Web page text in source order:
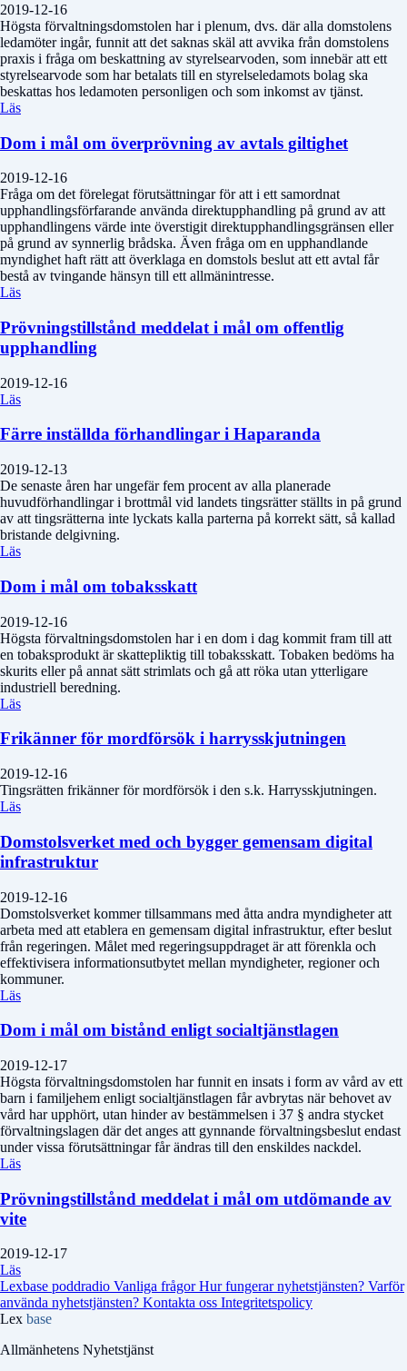
2019-12-16
Högsta förvaltningsdomstolen har i plenum, dvs. där alla domstolens
ledamöter ingår, funnit att det saknas skäl att avvika från domstolens
praxis i fråga om beskattning av styrelsearvoden, som innebär att ett
styrelsearvode som har betalats till en styrelseledamots bolag ska
beskattas hos ledamoten personligen och som inkomst av tjänst.
Läs
Dom i mål om överprövning av avtals giltighet
2019-12-16
Fråga om det förelegat förutsättningar för att i ett samordnat
upphandlingsförfarande använda direktupphandling på grund av att
upphandlingens värde inte överstigit direktupphandlingsgränsen eller
på grund av synnerlig brådska. Även fråga om en upphandlande
myndighet haft rätt att överklaga en domstols beslut att ett avtal får
bestå av tvingande hänsyn till ett allmänintresse.
Läs
Prövningstillstånd meddelat i mål om offentlig
upphandling
2019-12-16
Läs
Färre inställda förhandlingar i Haparanda
2019-12-13
De senaste åren har ungefär fem procent av alla planerade
huvudförhandlingar i brottmål vid landets tingsrätter ställts in på grund
av att tingsrätterna inte lyckats kalla parterna på korrekt sätt, så kallad
bristande delgivning.
Läs
Dom i mål om tobaksskatt
2019-12-16
Högsta förvaltningsdomstolen har i en dom i dag kommit fram till att
en tobaksprodukt är skattepliktig till tobaksskatt. Tobaken bedöms ha
skurits eller på annat sätt strimlats och gå att röka utan ytterligare
industriell beredning.
Läs
Frikänner för mordförsök i harrysskjutningen
2019-12-16
Tingsrätten frikänner för mordförsök i den s.k. Harrysskjutningen.
Läs
Domstolsverket med och bygger gemensam digital
infrastruktur
2019-12-16
Domstolsverket kommer tillsammans med åtta andra myndigheter att
arbeta med att etablera en gemensam digital infrastruktur, efter beslut
från regeringen. Målet med regeringsuppdraget är att förenkla och
effektivisera informationsutbytet mellan myndigheter, regioner och
kommuner.
Läs
Dom i mål om bistånd enligt socialtjänstlagen
2019-12-17
Högsta förvaltningsdomstolen har funnit en insats i form av vård av ett
barn i familjehem enligt socialtjänstlagen får avbrytas när behovet av
vård har upphört, utan hinder av bestämmelsen i 37 § andra stycket
förvaltningslagen där det anges att gynnande förvaltningsbeslut endast
under vissa förutsättningar får ändras till den enskildes nackdel.
Läs
Prövningstillstånd meddelat i mål om utdömande av
vite
2019-12-17
Läs
Lexbase poddradio Vanliga frågorHur fungerar nyhetstjänsten? Varför
använda nyhetstjänsten? Kontakta oss Integritetspolicy
Lex base
Allmänhetens Nyhetstjänst